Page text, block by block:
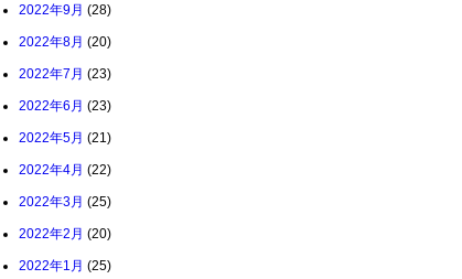
2022年9月 (28)
2022年8月 (20)
2022年7月 (23)
2022年6月 (23)
2022年5月 (21)
2022年4月 (22)
2022年3月 (25)
2022年2月 (20)
2022年1月 (25)